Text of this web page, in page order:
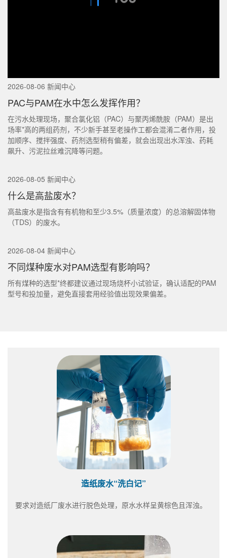
2026-08-06 新闻中心
PAC与PAM在水中怎么发挥作用？
在污水处理现场，聚合氯化铝（PAC）与聚丙烯酰胺（PAM）是出
场率*高的两组药剂，不少新手甚至老操作工都会混淆二者作用，投
加顺序、搅拌强度、药剂选型稍有偏差，就会出现出水浑浊、药耗
飙升、污泥拉丝难沉降等问题。
2026-08-05 新闻中心
什么是高盐废水？
高盐废水是指含有有机物和至少3.5%（质量浓度）的总溶解固体物
（TDS）的废水。
2026-08-04 新闻中心
不同煤种废水对PAM选型有影响吗？
所有煤种的选型*终都建议通过现场烧杯小试验证，确认适配的PAM
型号和投加量，避免直接套用经验值出现效果偏差。
造纸废水“洗白记”
要求对造纸厂废水进行脱色处理，原水水样呈黄棕色且浑浊。